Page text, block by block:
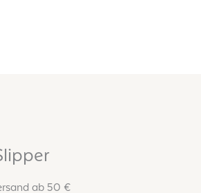
ab 50 €